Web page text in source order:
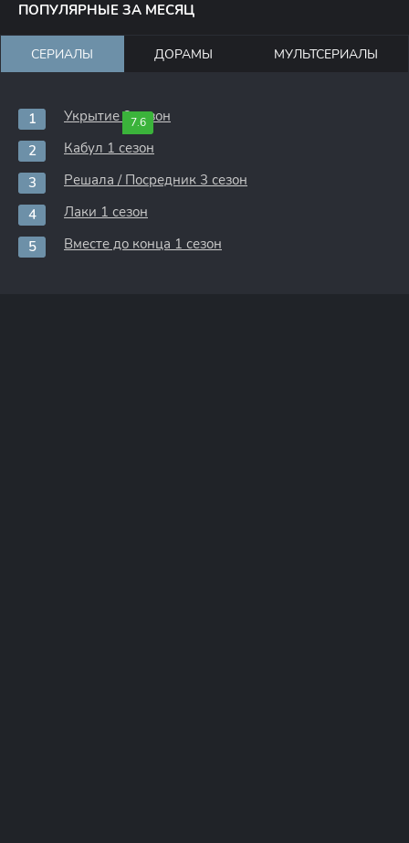
ПОПУЛЯРНЫЕ ЗА МЕСЯЦ
СЕРИАЛЫ ДОРАМЫ МУЛЬТСЕРИАЛЫ
7.6
Укрытие 3 сезон
Кабул 1 сезон
Решала / Посредник 3 сезон
Лаки 1 сезон
Вместе до конца 1 сезон